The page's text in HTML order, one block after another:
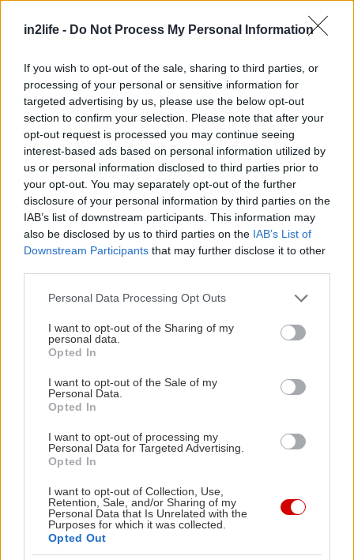
in2life - Do Not Process My Personal Information
If you wish to opt-out of the sale, sharing to third parties, or
processing of your personal or sensitive information for
targeted advertising by us, please use the below opt-out
section to confirm your selection. Please note that after your
opt-out request is processed you may continue seeing
interest-based ads based on personal information utilized by
us or personal information disclosed to third parties prior to
your opt-out. You may separately opt-out of the further
disclosure of your personal information by third parties on the
IAB’s list of downstream participants. This information may
also be disclosed by us to third parties on the IAB’s List of
Downstream Participants that may further disclose it to other
Please note that this website/app uses one or more Google
not limited to your visit or usage behaviour. You may click to
grant or deny consent to Google and its third-party tags to
use your data for below specified purposes in below Google
consent section.
Personal Data Processing Opt Outs
I want to opt-out of the Sharing of my
personal data.
Opted In
I want to opt-out of the Sale of my
Personal Data.
Opted In
I want to opt-out of processing my
Personal Data for Targeted Advertising.
Opted In
I want to opt-out of Collection, Use,
Retention, Sale, and/or Sharing of my
Personal Data that Is Unrelated with the
Purposes for which it was collected.
Opted Out
καλύτερα steak houses της Αθήνας. Εδώ οι
και ψήνονται μαεστρικά, ενίοτε μπροστά στα
μάτια σου. Αν έχεις μπάτζετ, δοκίμασε Japanese
Yakiniku Wagyu A5, λεπτοκομμένες φέτες
αυθεντικού Γιαπωνέζικου Wagyu που ψήνονται
μπροστά σου ή Skirt Steak Flat Cut από Black
Angus που τεμαχίζεται στο τραπέζι σου.
Εναλλακτικά, ωραιότατα είναι τα μπιφτέκια από
μοσχάρι, το φρέσκο λουκάνικο από Black Angus,
το παϊδάκι κοτόπουλο στη θράκα, τα παϊδάκια
γάλακτος και τα χοιρινά φιλετάκια με πατάτες και
σαλάτα. Λογαριασμός από 30€ το άτομο, με
Τριχωνίδα
Δομοκού 7, Σταθμός Λαρίσης, τηλ: 21 0823 3123